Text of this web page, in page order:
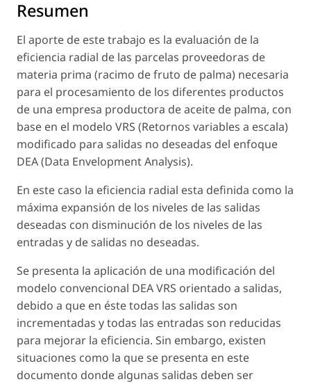
Resumen
El aporte de este trabajo es la evaluación de la
eficiencia radial de las parcelas proveedoras de
materia prima (racimo de fruto de palma) necesaria
para el procesamiento de los diferentes productos
de una empresa productora de aceite de palma, con
base en el modelo VRS (Retornos variables a escala)
modificado para salidas no deseadas del enfoque
DEA (Data Envelopment Analysis).
En este caso la eficiencia radial esta definida como la
máxima expansión de los niveles de las salidas
deseadas con disminución de los niveles de las
entradas y de salidas no deseadas.
Se presenta la aplicación de una modificación del
modelo convencional DEA VRS orientado a salidas,
debido a que en éste todas las salidas son
incrementadas y todas las entradas son reducidas
para mejorar la eficiencia. Sin embargo, existen
situaciones como la que se presenta en este
documento donde algunas salidas deben ser